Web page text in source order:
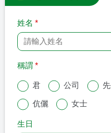
姓名 *
稱謂 *
君 公司
伉儷 女士
生日